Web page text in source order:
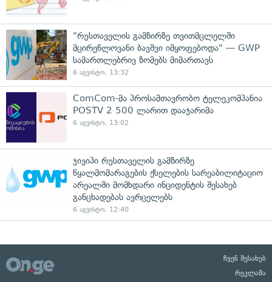
"რუსთაველის გამზირზე თვითმცლელში
მცირეწლოვანი ბავშვი იმყოფებოდა" — GWP
სამართლებრივ ზომებს მიმართავს
6 აგვისტო, 13:32
ComCom-მა პროსამთავრობო ტელეკომპანია
POSTV 2 500 ლარით დააჯარიმა
6 აგვისტო, 13:02
ჯივიპი რუსთაველის გამზირზე
წყალმომარაგების ქსელების სარეაბილიტაციო
არეალში მომხდარი ინციდენტის შესახებ
განცხადებას ავრცელებს
6 აგვისტო, 12:40
ჩვენ შესახებ
რეკლამა